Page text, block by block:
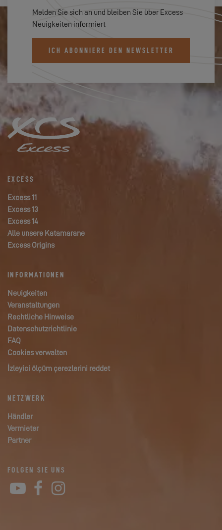
Melden Sie sich an und bleiben Sie über Excess
Neuigkeiten informiert
ICH ABONNIERE DEN NEWSLETTER
EXCESS
Excess 11
Excess 13
Excess 14
Alle unsere Katamarane
Excess Origins
INFORMATIONEN
Neuigkeiten
Veranstaltungen
Rechtliche Hinweise
Datenschutzrichtlinie
FAQ
Cookies verwalten
İzleyici ölçüm çerezlerini reddet
NETZWERK
Händler
Vermieter
Partner
FOLGEN SIE UNS
YouTube
Facebook
Instagram